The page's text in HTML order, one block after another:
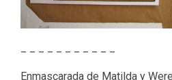
Enmascarada de Matilda y